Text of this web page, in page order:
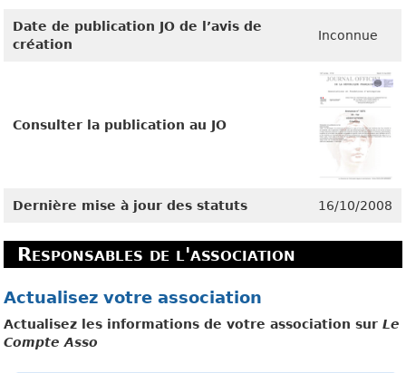
Date de publication JO de l’avis de
création
Inconnue
Consulter la publication au JO
Dernière mise à jour des statuts 16/10/2008
Responsables de l'association
Actualisez votre association
Actualisez les informations de votre association surLe
Compte Asso